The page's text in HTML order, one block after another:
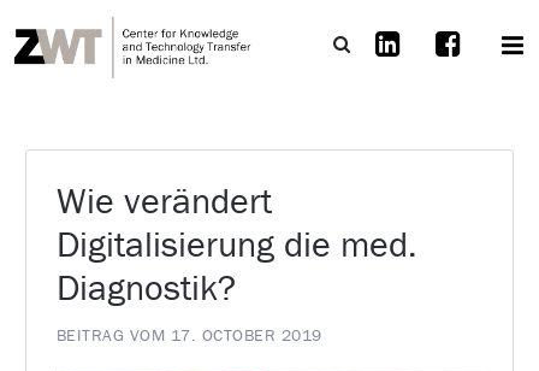
Wie verändert
Digitalisierung die med.
Diagnostik?
BEITRAG VOM 17. OCTOBER 2019